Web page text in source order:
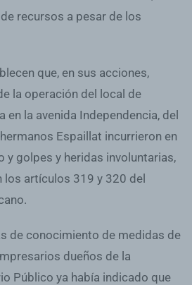
recursos a pesar de los
que, en sus acciones,
la operación del local de
en la avenida Independencia, del
Espaillat incurrieron en
y golpes y heridas involuntarias,
artículos 319 y 320 del
de conocimiento de medidas de
dueños de la
Público ya había indicado que